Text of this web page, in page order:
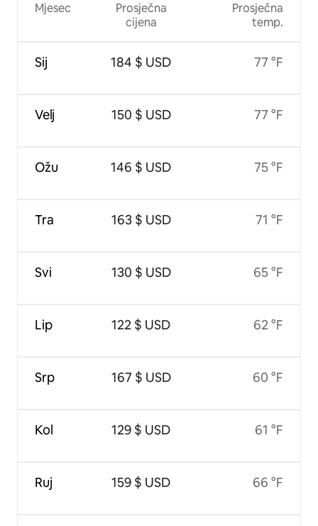
Mjesec
Sij
Velj
Ožu
Tra
Svi
Lip
Srp
Kol
Ruj
Prosječna
cijena
184 $ USD
150 $ USD
146 $ USD
163 $ USD
130 $ USD
122 $ USD
167 $ USD
129 $ USD
159 $ USD
Prosječna
temp.
77 °F
77 °F
75 °F
71 °F
65 °F
62 °F
60 °F
61 °F
66 °F